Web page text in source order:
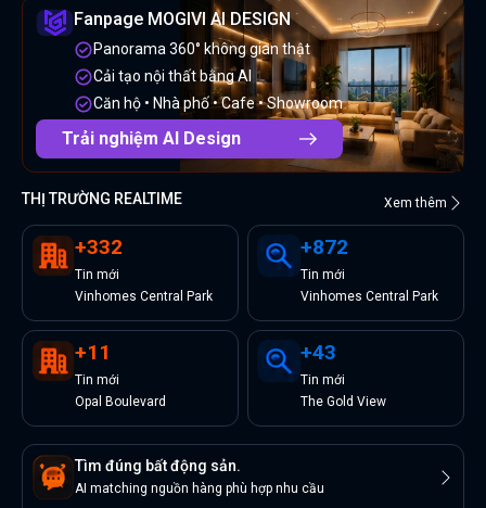
Fanpage MOGIVI AI DESIGN
Panorama 360° không gian thật
Cải tạo nội thất bằng AI
Căn hộ • Nhà phố • Cafe • Showroom
Trải nghiệm AI Design
THỊ TRƯỜNG REALTIME Xem thêm
+332
Tin mới
Vinhomes Central Park
+872
Tin mới
Vinhomes Central Park
+11
Tin mới
Opal Boulevard
+43
Tin mới
The Gold View
Tìm đúng bất động sản.
AI matching nguồn hàng phù hợp nhu cầu